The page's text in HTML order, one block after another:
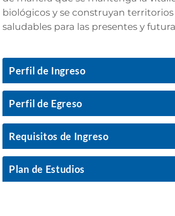
biológicos y se construyan
saludables para las presentes y
Perfil de Ingreso
Perfil de Egreso
Requisitos de Ingreso
Plan de Estudios